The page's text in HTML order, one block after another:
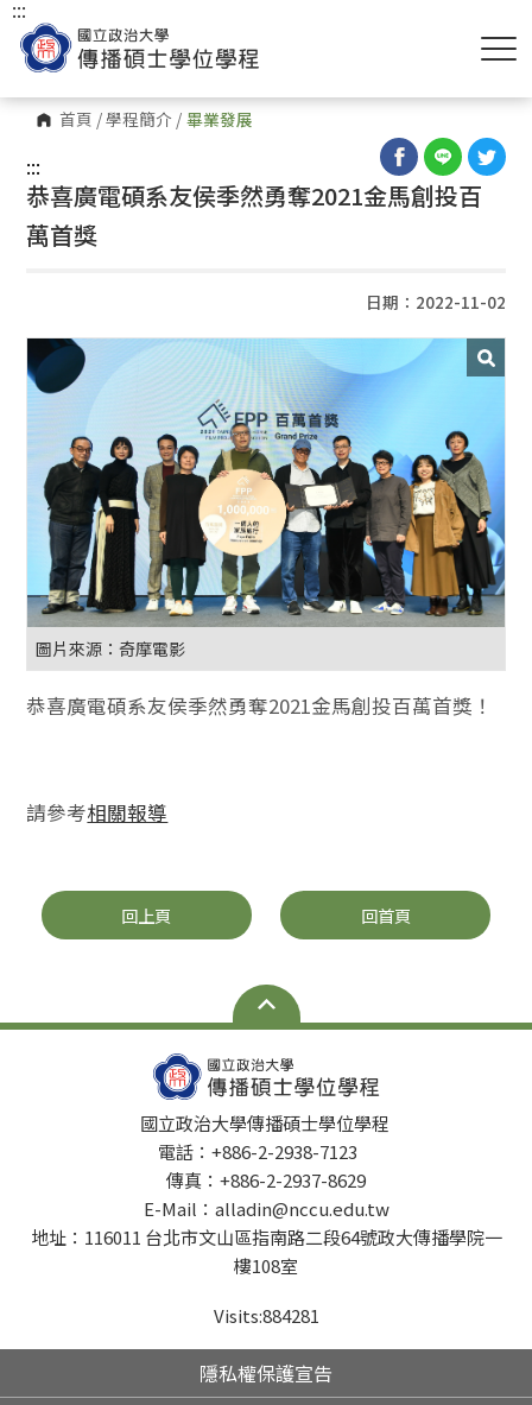
首頁 /學程簡介 / 畢業發展
:::
:::
恭喜廣電碩系友侯季然勇奪2021金馬創投百
萬首獎
日期：2022-11-02
圖片來源：奇摩電影
恭喜廣電碩系友侯季然勇奪2021金馬創投百萬首獎！
請參考相關報導
回上頁 回首頁
國立政治大學傳播碩士學位學程
電話：+886-2-2938-7123
傳真：+886-2-2937-8629
E-Mail：alladin@nccu.edu.tw
地址：116011 台北市文山區指南路二段64號政大傳播學院一
樓108室
Visits:884281
隱私權保護宣告